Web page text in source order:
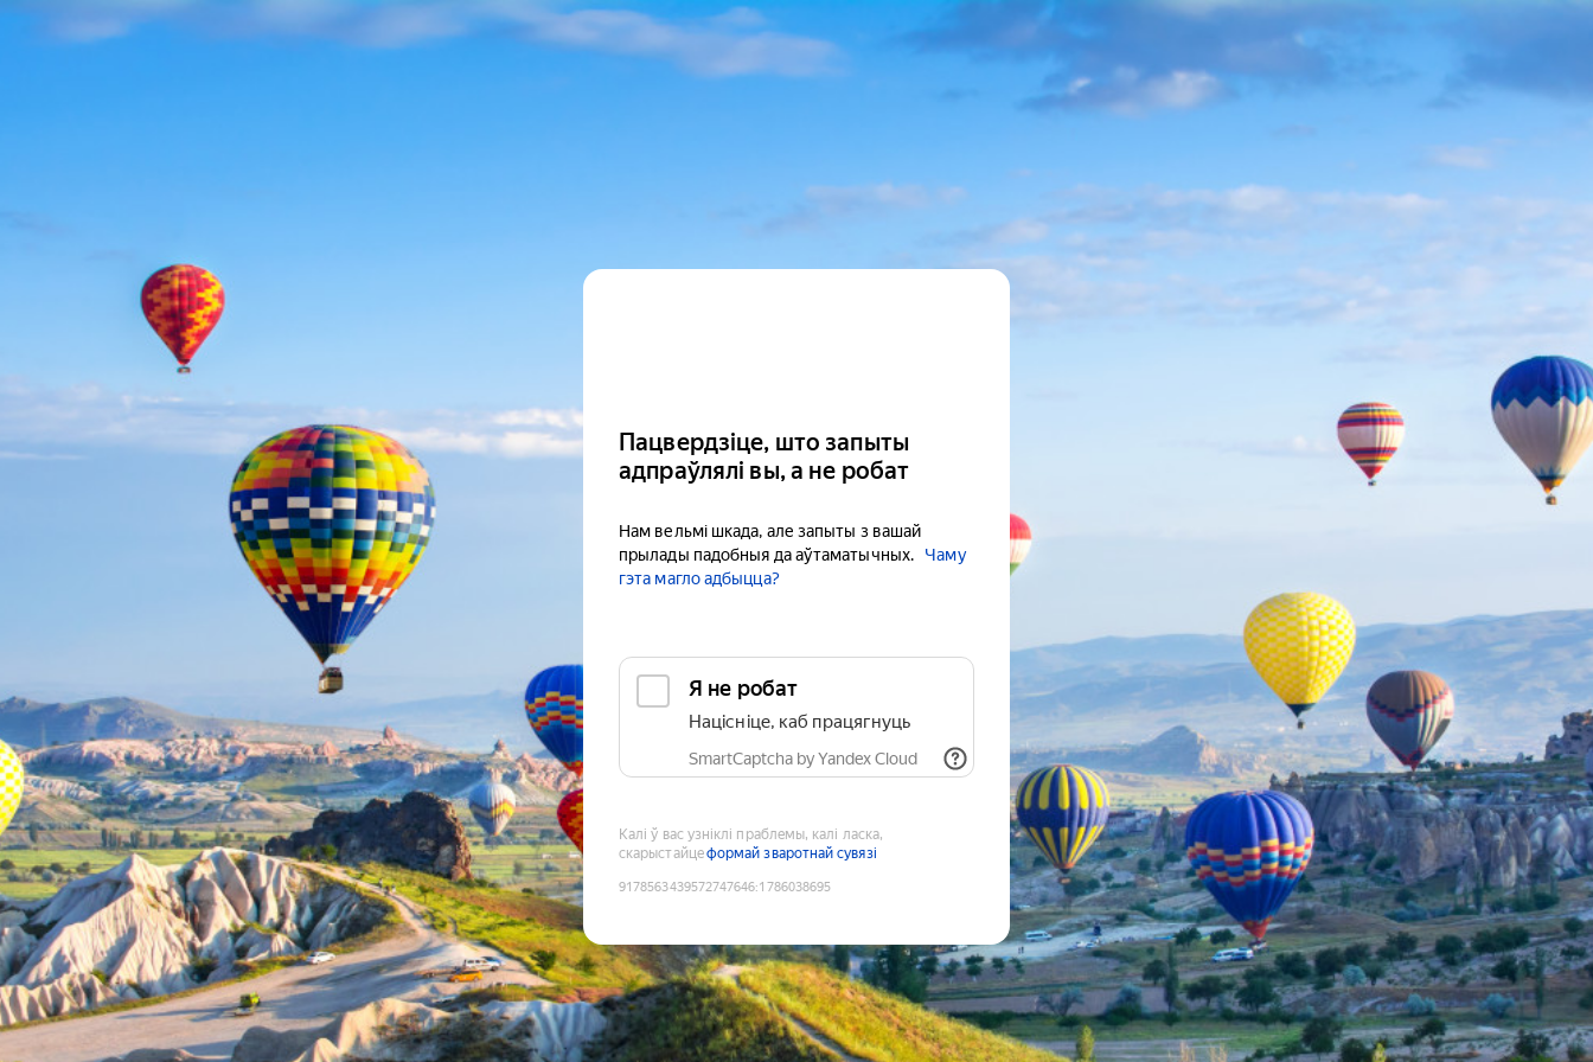
Пацвердзіце, што запыты
адпраўлялі вы, а не робат
Нам вельмі шкада, але запыты з вашай
прылады падобныя да аўтаматычных.
Чаму
гэта магло адбыцца?
Я не робат
Націсніце, каб працягнуць
SmartCaptcha by Yandex Cloud
Калі ў вас узніклі праблемы, калі ласка,
скарыстайцеформай зваротнай сувязі
9178563439572747646:1786038695